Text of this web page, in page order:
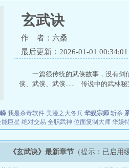
玄武诀
作 者：六桑
最后更新：2026-01-01 00:34:01
一篇很传统的武侠故事，没有剑
侠、武侠、武侠...... 传说中的武林秘
我是杀毒软件 美漫之大冬兵 华娱宗师 斩杀
巨星 绝对交易 全职武神 位面复制大师 华娱
《玄武诀》最新章节 （提示：已启用